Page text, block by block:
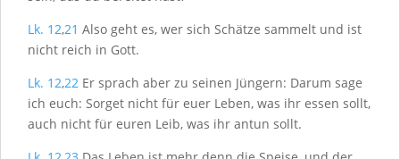
Lk. 12,21 Also geht es, wer sich Schätze sammelt und ist
nicht reich in Gott.
Lk. 12,22 Er sprach aber zu seinen Jüngern: Darum sage
ich euch: Sorget nicht für euer Leben, was ihr essen sollt,
auch nicht für euren Leib, was ihr antun sollt.